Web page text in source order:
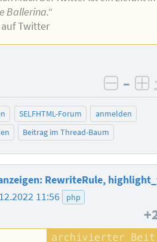
Ballerina.“
Twitter
–
SELFHTML-Forum
anmelden
Beitrag im Thread-Baum
RewriteRule,
11:56 php